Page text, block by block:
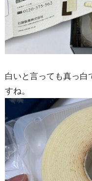
白いと言っても真っ白
すね。